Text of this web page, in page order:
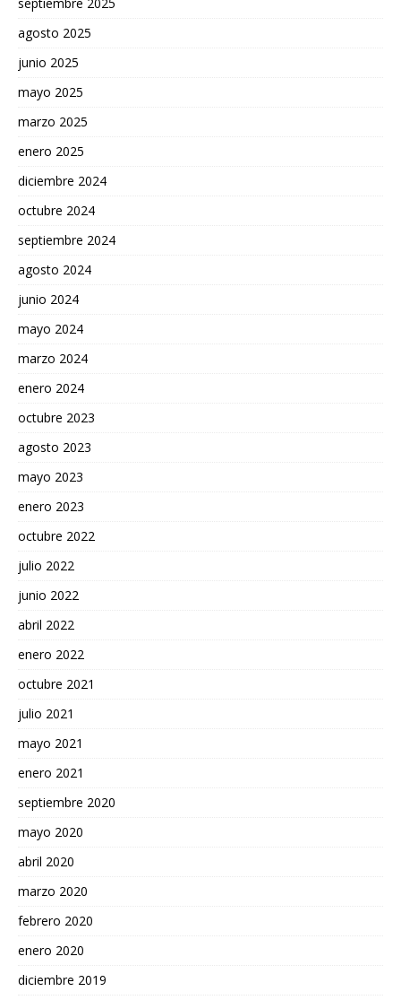
agosto 2025
junio 2025
mayo 2025
marzo 2025
enero 2025
diciembre 2024
octubre 2024
septiembre 2024
agosto 2024
junio 2024
mayo 2024
marzo 2024
enero 2024
octubre 2023
agosto 2023
mayo 2023
enero 2023
octubre 2022
julio 2022
junio 2022
abril 2022
enero 2022
octubre 2021
julio 2021
mayo 2021
enero 2021
septiembre 2020
mayo 2020
abril 2020
marzo 2020
febrero 2020
enero 2020
diciembre 2019